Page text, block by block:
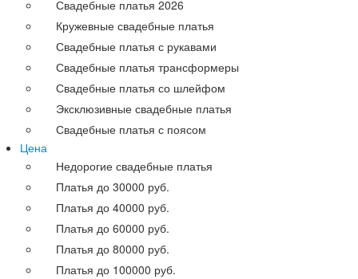
Свадебные платья 2026
Кружевные свадебные платья
Свадебные платья с рукавами
Свадебные платья трансформеры
Свадебные платья со шлейфом
Эксклюзивные свадебные платья
Свадебные платья с поясом
Цена
Недорогие свадебные платья
Платья до 30000 руб.
Платья до 40000 руб.
Платья до 60000 руб.
Платья до 80000 руб.
Платья до 100000 руб.